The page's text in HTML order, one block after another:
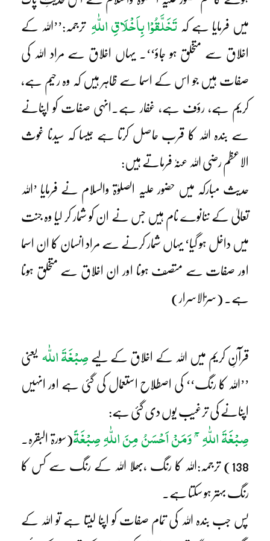
میں فرمایا ہے کہ تَخَلَّقُوْا بِاَخْلَاقِ اللّٰہِ ترجمہ:’’اللہ کے
اخلاق سے متخلق ہو جاؤ‘‘۔ یہاں اخلاق سے مراد اللہ کی
صفات ہیں جو اس کے اسما سے ظاہر ہیں کہ وہ رحیم ہے،
کریم ہے، رؤف ہے، غفار ہے۔انہی صفات کو اپنانے
سے بندہ اللہ کا قرب حاصل کرتا ہے جیسا کہ سیدنا غوث
الاعظم رضی اللہ عنہٗ فرماتے ہیں:
حدیث مبارکہ میں حضور علیہ الصلوٰۃ والسلام نے فرمایا ’اللہ
تعالیٰ کے ننانوے نام ہیں جس نے ان کو شمار کر لیا وہ جنت
میں داخل ہو گیا‘ یہاں شمار کرنے سے مراد انسان کا ان اسما
اور صفات سے متصف ہونا اور ان اخلاق سے متخلق ہونا
ہے۔ (سرّالاسرار)
قرآنِ کریم میں اللہ کے اخلاق کے لیے صِبْغَۃَ اللّٰہ یعنی
’’اللہ کا رنگ‘‘ کی اصطلاح استعمال کی گئی ہے اور انہیں
اپنانے کی ترغیب یوں دی گئی ہے:
صِبْغَۃَ اللّٰہِجوَمَنْ اَحْسَنُ مِنَ اللّٰہِ صِبْغَۃً(سورۃ البقرہ۔
138) ترجمہ:اللہ کا رنگ ،بھلا اللہ کے رنگ سے کس کا
رنگ بہتر ہو سکتا ہے۔
پس جب بندہ اللہ کی تمام صفات کو اپنا لیتا ہے تو اللہ کے